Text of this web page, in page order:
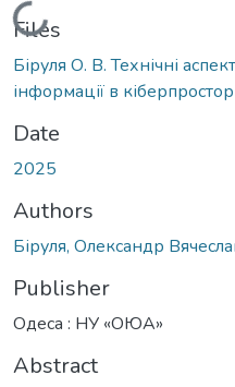
Loading...
Files
Біруля О. В. Технічні
інформації в
Date
2025
Authors
Біруля, Олександр
Publisher
Одеса : НУ «ОЮА»
Abstract